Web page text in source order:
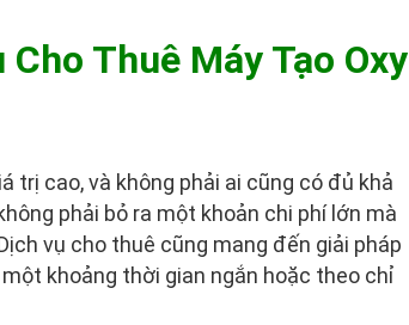
Thuê Máy Tạo Oxy
trị cao, và không phải ai cũng có đủ khả
phải bỏ ra một khoản chi phí lớn mà
vụ cho thuê cũng mang đến giải pháp
khoảng thời gian ngắn hoặc theo chỉ